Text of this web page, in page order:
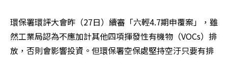
環保署環評大會昨（27日）續審「六輕4.7期申覆案」，雖
然工業局認為不應加計其他四項揮發性有機物（VOCs）排
放，否則會影響投資。但環保署空保處堅持空汙只要有排